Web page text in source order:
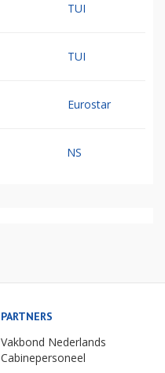
TUI
TUI
Eurostar
NS
PARTNERS
Vakbond Nederlands
Cabinepersoneel